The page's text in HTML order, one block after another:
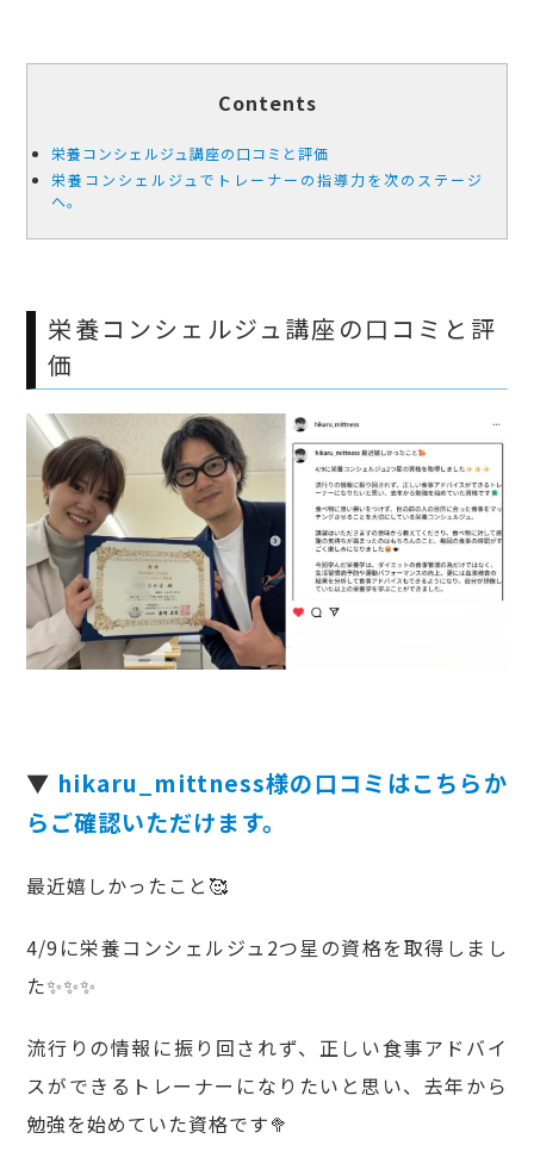
Contents
栄養コンシェルジュ講座の口コミと評価
栄養コンシェルジュでトレーナーの指導力を次のステージ
へ。
栄養コンシェルジュ講座の口コミと評
価
▼ hikaru_mittness様の口コミはこちらか
らご確認いただけます。
最近嬉しかったこと🥰
4/9に栄養コンシェルジュ2つ星の資格を取得しまし
た✨✨✨
流行りの情報に振り回されず、正しい食事アドバイ
スができるトレーナーになりたいと思い、去年から
勉強を始めていた資格です🥦